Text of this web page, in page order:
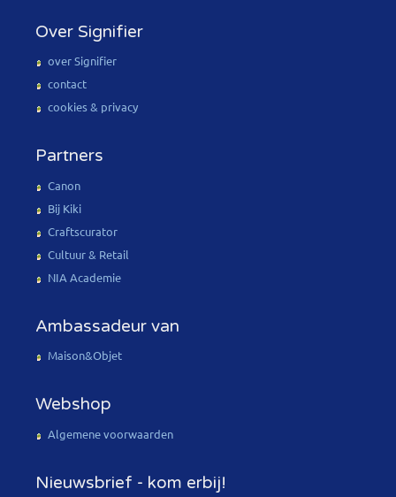
Over Signifier
over Signifier
contact
cookies & privacy
Partners
Canon
Bij Kiki
Craftscurator
Cultuur & Retail
NIA Academie
Ambassadeur van
Maison&Objet
Webshop
Algemene voorwaarden
Nieuwsbrief - kom erbij!